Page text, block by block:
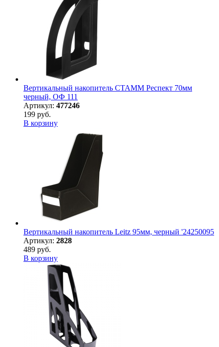
Вертикальный накопитель СТАММ Респект 70мм
черный, ОФ 111
Артикул: 477246
199 руб.
В корзину
Вертикальный накопитель Leitz 95мм, черный '24250095
Артикул: 2828
489 руб.
В корзину